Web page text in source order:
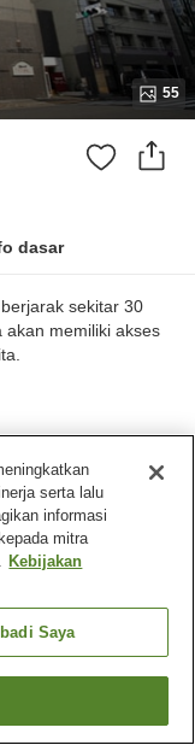
55
dasar
sekitar 30
akan memiliki akses
serta lalu
informasi
mitra
Kebijakan
Saya